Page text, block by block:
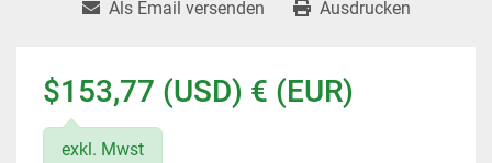
Als Email versenden Ausdrucken
$153,77 (USD) € (EUR)
exkl. Mwst